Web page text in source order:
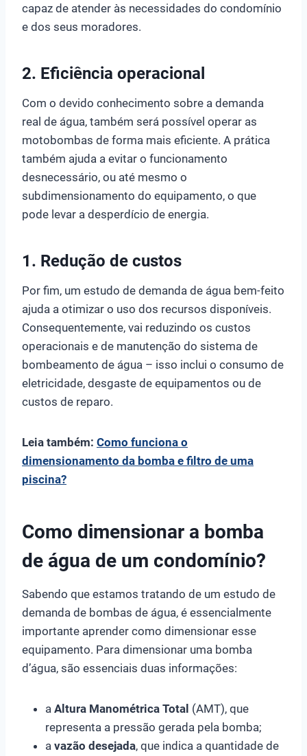
capaz de atender às necessidades do condomínio
e dos seus moradores.
2. Eficiência operacional
Com o devido conhecimento sobre a demanda
real de água, também será possível operar as
motobombas de forma mais eficiente. A prática
também ajuda a evitar o funcionamento
desnecessário, ou até mesmo o
subdimensionamento do equipamento, o que
pode levar a desperdício de energia.
1. Redução de custos
Por fim, um estudo de demanda de água bem-feito
ajuda a otimizar o uso dos recursos disponíveis.
Consequentemente, vai reduzindo os custos
operacionais e de manutenção do sistema de
bombeamento de água – isso inclui o consumo de
eletricidade, desgaste de equipamentos ou de
custos de reparo.
Leia também: Como funciona o
dimensionamento da bomba e filtro de uma
piscina?
Como dimensionar a bomba
de água de um condomínio?
Sabendo que estamos tratando de um estudo de
demanda de bombas de água, é essencialmente
importante aprender como dimensionar esse
equipamento. Para dimensionar uma bomba
d’água, são essenciais duas informações:
a Altura Manométrica Total (AMT), que
representa a pressão gerada pela bomba;
a vazão desejada, que indica a quantidade de